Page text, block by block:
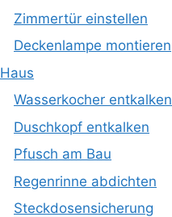
Zimmertür einstellen
Deckenlampe montieren
Haus
Wasserkocher entkalken
Duschkopf entkalken
Pfusch am Bau
Regenrinne abdichten
Steckdosensicherung